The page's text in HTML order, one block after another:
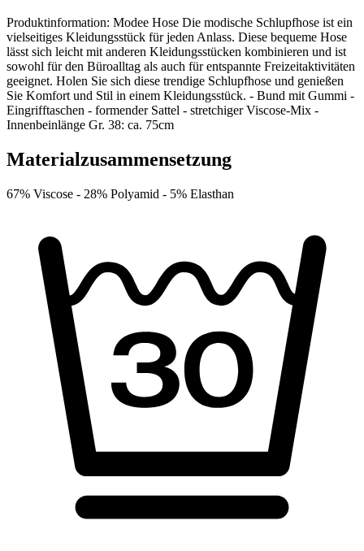
Produktinformation: Modee Hose Die modische Schlupfhose ist ein
vielseitiges Kleidungsstück für jeden Anlass. Diese bequeme Hose
lässt sich leicht mit anderen Kleidungsstücken kombinieren und ist
sowohl für den Büroalltag als auch für entspannte Freizeitaktivitäten
geeignet. Holen Sie sich diese trendige Schlupfhose und genießen
Sie Komfort und Stil in einem Kleidungsstück. - Bund mit Gummi -
Eingrifftaschen - formender Sattel - stretchiger Viscose-Mix -
Innenbeinlänge Gr. 38: ca. 75cm
Materialzusammensetzung
67% Viscose - 28% Polyamid - 5% Elasthan